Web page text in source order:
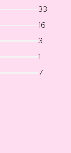
33
16
3
1
7